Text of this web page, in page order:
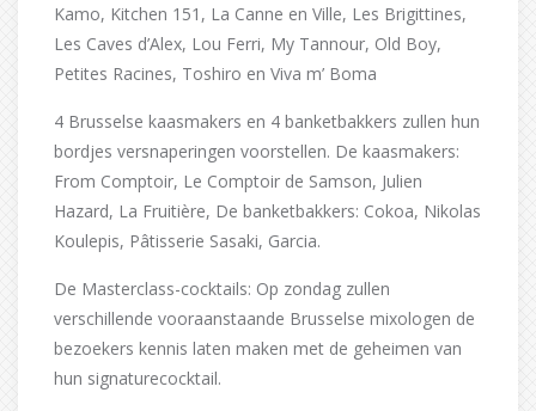
Kamo, Kitchen 151, La Canne en Ville, Les Brigittines,
Les Caves d’Alex, Lou Ferri, My Tannour, Old Boy,
Petites Racines, Toshiro en Viva m’ Boma
4 Brusselse kaasmakers en 4 banketbakkers zullen hun
bordjes versnaperingen voorstellen. De kaasmakers:
From Comptoir, Le Comptoir de Samson, Julien
Hazard, La Fruitière, De banketbakkers: Cokoa, Nikolas
Koulepis, Pâtisserie Sasaki, Garcia.
De Masterclass-cocktails: Op zondag zullen
verschillende vooraanstaande Brusselse mixologen de
bezoekers kennis laten maken met de geheimen van
hun signaturecocktail.